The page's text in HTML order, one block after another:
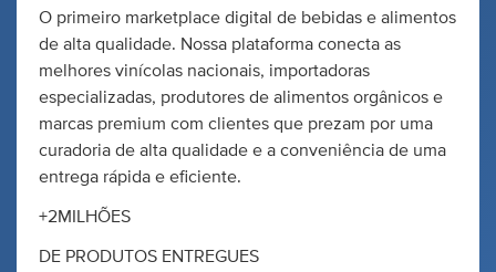
O primeiro marketplace digital de bebidas e alimentos
de alta qualidade. Nossa plataforma conecta as
melhores vinícolas nacionais, importadoras
especializadas, produtores de alimentos orgânicos e
marcas premium com clientes que prezam por uma
curadoria de alta qualidade e a conveniência de uma
entrega rápida e eficiente.
+2MILHÕES
DE PRODUTOS ENTREGUES